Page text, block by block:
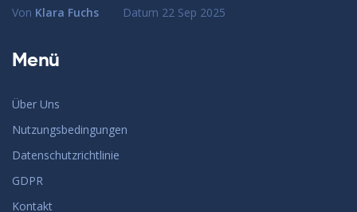
Von Klara Fuchs Datum 22 Sep 2025
Menü
Über Uns
Nutzungsbedingungen
Datenschutzrichtlinie
GDPR
Kontakt